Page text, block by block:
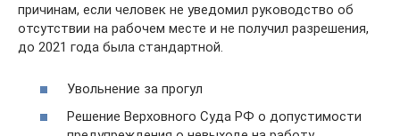
причинам, если человек не уведомил руководство об
отсутствии на рабочем месте и не получил разрешения,
до 2021 года была стандартной.
Увольнение за прогул
Решение Верховного Суда РФ о допустимости